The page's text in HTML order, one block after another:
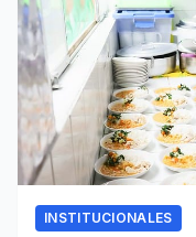
INSTITUCIONALES